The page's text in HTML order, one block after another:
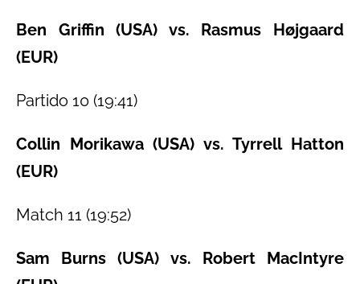
Ben Griffin (USA) vs. Rasmus Højgaard
(EUR)
Partido 10 (19:41)
Collin Morikawa (USA) vs. Tyrrell Hatton
(EUR)
Match 11 (19:52)
Sam Burns (USA) vs. Robert MacIntyre